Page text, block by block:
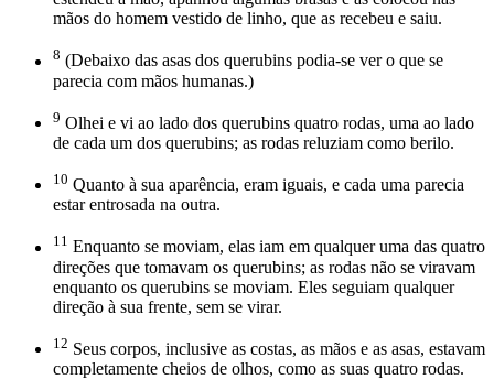
mãos do homem vestido de linho, que as recebeu e saiu.
8 (Debaixo das asas dos querubins podia-se ver o que se
parecia com mãos humanas.)
9 Olhei e vi ao lado dos querubins quatro rodas, uma ao lado
de cada um dos querubins; as rodas reluziam como berilo.
10 Quanto à sua aparência, eram iguais, e cada uma parecia
estar entrosada na outra.
11 Enquanto se moviam, elas iam em qualquer uma das quatro
direções que tomavam os querubins; as rodas não se viravam
enquanto os querubins se moviam. Eles seguiam qualquer
direção à sua frente, sem se virar.
12 Seus corpos, inclusive as costas, as mãos e as asas, estavam
completamente cheios de olhos, como as suas quatro rodas.